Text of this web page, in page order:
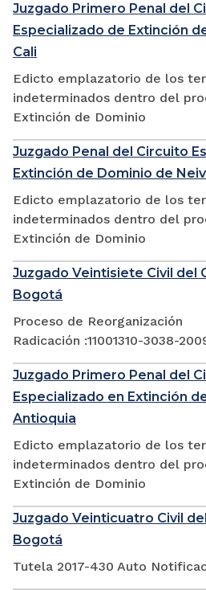
Juzgado Primero Penal del
Especializado de Extinción
Cali
Edicto emplazatorio de los
indeterminados dentro del
Extinción de Dominio
Juzgado Penal del Circuito
Extinción de Dominio de
Edicto emplazatorio de los
indeterminados dentro del
Extinción de Dominio
Juzgado Veintisiete Civil del
Bogotá
Proceso de Reorganización
Radicación :11001310-3038-
Juzgado Primero Penal del
Especializado en Extinción
Antioquia
Edicto emplazatorio de los
indeterminados dentro del
Extinción de Dominio
Juzgado Veinticuatro Civil
Bogotá
Tutela 2017-430 Auto